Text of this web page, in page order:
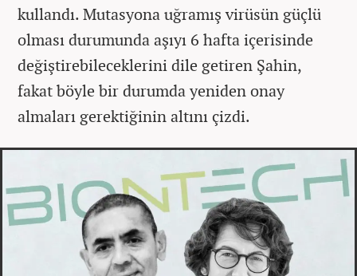
kullandı. Mutasyona uğramış virüsün güçlü
olması durumunda aşıyı 6 hafta içerisinde
değiştirebileceklerini dile getiren Şahin,
fakat böyle bir durumda yeniden onay
almaları gerektiğinin altını çizdi.